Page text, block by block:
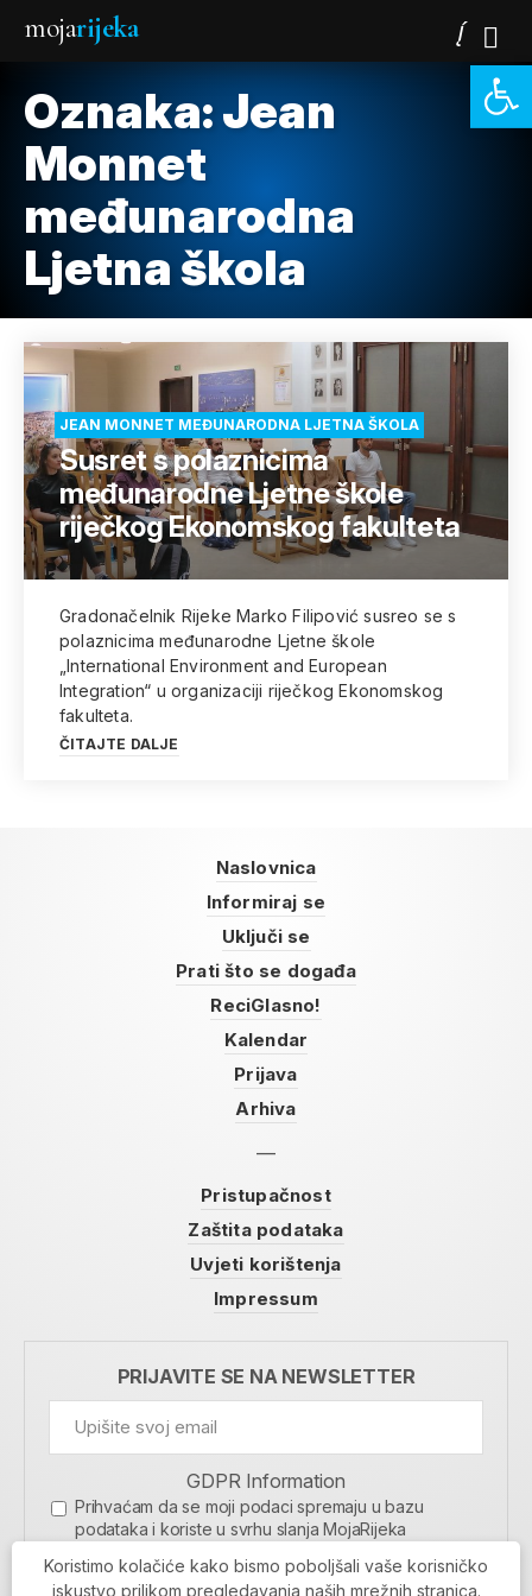
mojarijeka
Oznaka:Jean
Monnet
međunarodna
Ljetna škola
JEAN MONNET MEĐUNARODNA LJETNA ŠKOLA
Susret s polaznicima
međunarodne Ljetne škole
riječkog Ekonomskog fakulteta
Gradonačelnik Rijeke Marko Filipović susreo se s
polaznicima međunarodne Ljetne škole
„International Environment and European
Integration“ u organizaciji riječkog Ekonomskog
fakulteta.
ČITAJTE DALJE
Naslovnica
Informiraj se
Uključi se
Prati što se događa
ReciGlasno!
Kalendar
Prijava
Arhiva
Pristupačnost
Zaštita podataka
Uvjeti korištenja
Impressum
PRIJAVITE SE NA NEWSLETTER
GDPR Information
Prihvaćam da se moji podaci spremaju u bazu
podataka i koriste u svrhu slanja MojaRijeka
MOJARIJEKA NEWSLETTER
Koristimo kolačiće kako bismo poboljšali vaše korisničko
iskustvo prilikom pregledavanja naših mrežnih stranica.